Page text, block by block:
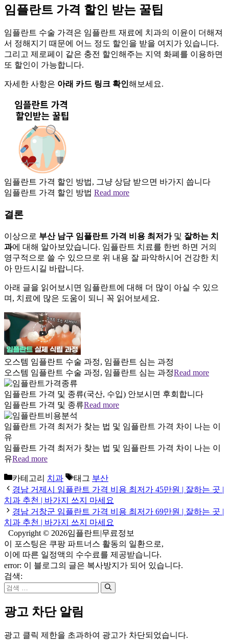
임플란트 가격 할인 받는 꿀팁
임플란트 수술 가격은 임플란트 재료에 치과의 이윤이 더해져
서 정해지기 때문에 어느 정도 할인을 받을 여지가 있습니다.
그리고 제로페이 같은 충전 할인해주는 지역 화폐를 이용하면
또 할인이 가능합니다.
자세한 사항은 아래 카드 링크 확인해보세요.
임플란트 가격 할인 방법, 그냥 상담 받으면 바가지 씁니다
임플란트 가격 할인 방법 Read more
결론
이상으로 부산 남구 임플란트 가격 비용 최저가및 잘하는 치
과에 대해 알아보았습니다. 임플란트 치료를 한번 하면 거의
영구적으로 쓸 수 있으므로 위 내용 잘 파악하시어 건강한 치
아 만드시길 바랍니다.
아래 글을 읽어보시면 임플란트에 대해 더 많이 아실 수 있으
며, 치료에 많은 도움이 되니 꼭 읽어보세요.
오스템 임플란트 수술 과정, 임플란트 심는 과정
오스템 임플란트 수술 과정, 임플란트 심는 과정Read more
임플란트 가격 및 종류(국산, 수입) 안보시면 후회합니다
임플란트 가격 및 종류Read more
임플란트 가격 최저가 찾는 법 및 임플란트 가격 차이 나는 이
유
임플란트 가격 최저가 찾는 법 및 임플란트 가격 차이 나는 이
유Read more
카테고리 치과 태그 부산
경남 거제시 임플란트 가격 비용 최저가 45만원 | 잘하는 곳 |
치과 추천 | 바가지 쓰지 마세요
경남 거창군 임플란트 가격 비용 최저가 69만원 | 잘하는 곳 |
치과 추천 | 바가지 쓰지 마세요
Copyright © 2026임플란트|무료정보
이 포스팅은 쿠팡 파트너스 활동의 일환으로,
이에 따른 일정액의 수수료를 제공받습니다.
error: 이 블로그의 글은 복사방지가 되어 있습니다.
검색:
광고 차단 알림
광고 클릭 제한을 초과하여 광고가 차단되었습니다.